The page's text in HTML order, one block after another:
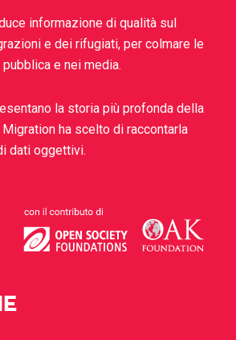
informazione di qualità sul
e dei rifugiati, per colmare le
pubblica e nei media.
la storia più profonda della
ha scelto di raccontarla
dati oggettivi.